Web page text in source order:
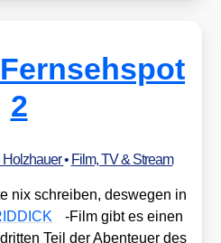
2
Holzhauer• Film, TV & Stream
nix schrei­ben, des­we­gen in
-Film gibt es einen
Teil der Aben­teu­er des